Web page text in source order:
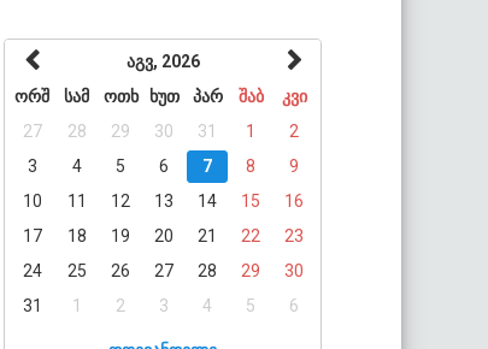
აგვ, 2026
ორშ
სამ ოთხ ხუთ პარ შაბ
კვი
27
28 29 30 31 1
2
3
4 5 6 7 8
9
10
11 12 13 14 15
16
17
18 19 20 21 22
23
24
25 26 27 28 29
30
31
1 2 3 4 5 6